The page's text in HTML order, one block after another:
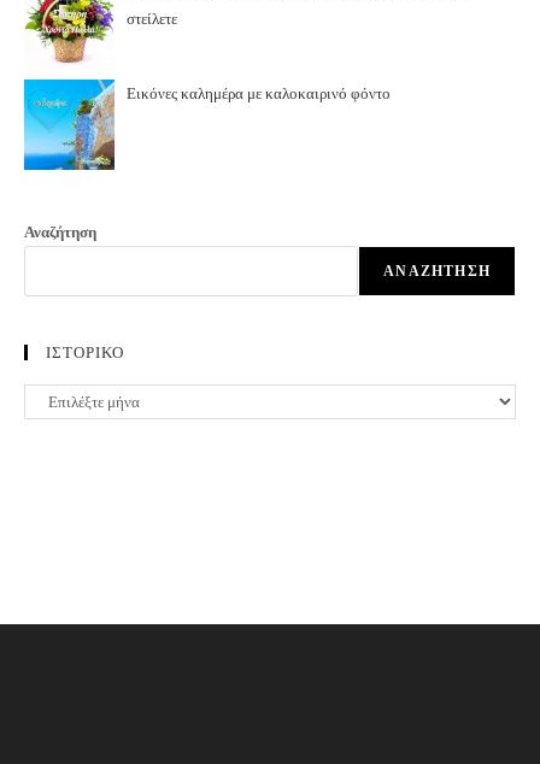
στείλετε
Εικόνες καλημέρα με καλοκαιρινό φόντο
Αναζήτηση
ΑΝΑΖΉΤΗΣΗ
ΙΣΤΟΡΙΚΟ
ΙΣΤΟΡΙΚΟ